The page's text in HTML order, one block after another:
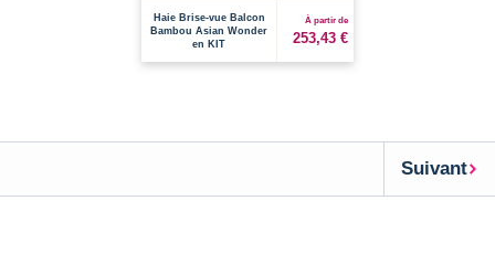
Haie Brise-vue Balcon
Bambou Asian Wonder
en KIT
À partir de
253,43 €
Suivant